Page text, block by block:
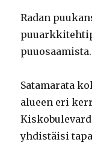
Radan
puuosaamista.
Satamarata
alueen eri
yhdistäisi